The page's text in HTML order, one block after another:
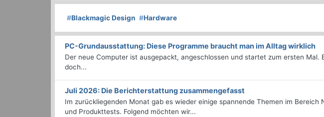
#Blackmagic Design #Hardware
PC-Grundausstattung: Diese Programme braucht man im Alltag wirklich
Der neue Computer ist ausgepackt, angeschlossen und startet zum ersten Mal.
doch...
Juli 2026: Die Bericht­erstattung zusammengefasst
Im zurückliegenden Monat gab es wieder einige spannende Themen im
und Produkttests. Folgend möchten wir...